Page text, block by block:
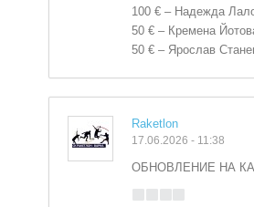
100 € – Надежда
50 € – Кремена
50 € – Ярослав
Raketlon
17.06.2026 - 11:38
ОБНОВЛЕНИЕ НА